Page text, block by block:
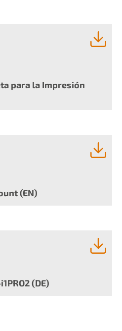
para la Impresión
(EN)
(DE)